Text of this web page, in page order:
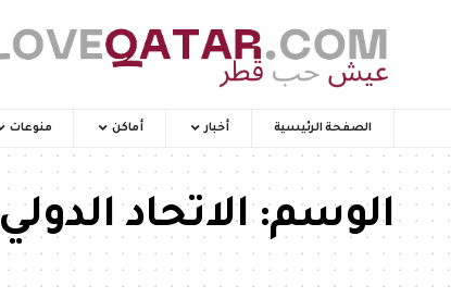
الصفحة الرئيسية أخبار أماكن منوعات
الوسم:الاتحاد الدولي